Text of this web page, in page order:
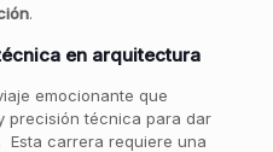
.
en arquitectura
emocionante que
precisión técnica para dar
carrera requiere una